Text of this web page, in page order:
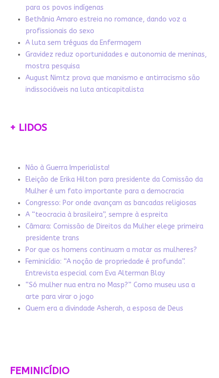
para os povos indígenas
Bethânia Amaro estreia no romance, dando voz a
profissionais do sexo
A luta sem tréguas da Enfermagem
Gravidez reduz oportunidades e autonomia de meninas,
mostra pesquisa
August Nimtz prova que marxismo e antirracismo são
indissociáveis na luta anticapitalista
+ LIDOS
Não à Guerra Imperialista!
Eleição de Erika Hilton para presidente da Comissão da
Mulher é um fato importante para a democracia
Congresso: Por onde avançam as bancadas religiosas
A “teocracia à brasileira”, sempre à espreita
Câmara: Comissão de Direitos da Mulher elege primeira
presidente trans
Por que os homens continuam a matar as mulheres?
Feminicídio: “A noção de propriedade é profunda”.
Entrevista especial com Eva Alterman Blay
“Só mulher nua entra no Masp?” Como museu usa a
arte para virar o jogo
Quem era a divindade Asherah, a esposa de Deus
FEMINICÍDIO